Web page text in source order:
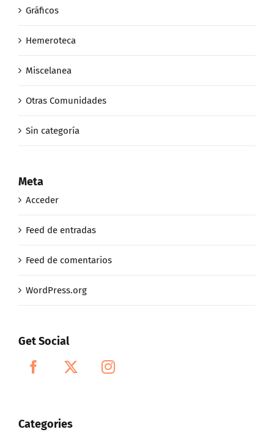
Gráficos
Hemeroteca
Miscelanea
Otras Comunidades
Sin categoría
Meta
Acceder
Feed de entradas
Feed de comentarios
WordPress.org
Get Social
Categories